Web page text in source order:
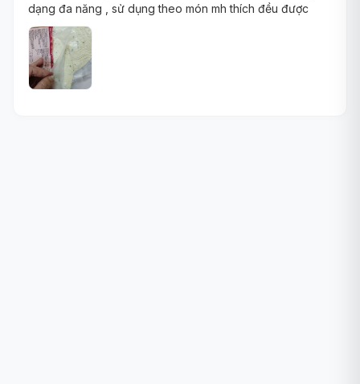
dạng đa năng , sử dụng theo món mh thích đều được